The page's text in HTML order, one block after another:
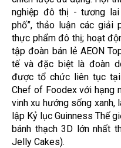
nghiệp đô thị - tương lai
phố”, thảo luận các giải
thực phẩm đô thị; hoạt
tập đoàn bán lẻ AEON
tế và đặc biệt là đoàn
được tổ chức liên tục
Chef of Foodex với hạng
vinh xu hướng sống xanh,
lập Kỷ lục Guinness Thế
bánh thạch 3D lớn nhất
Jelly Cakes).